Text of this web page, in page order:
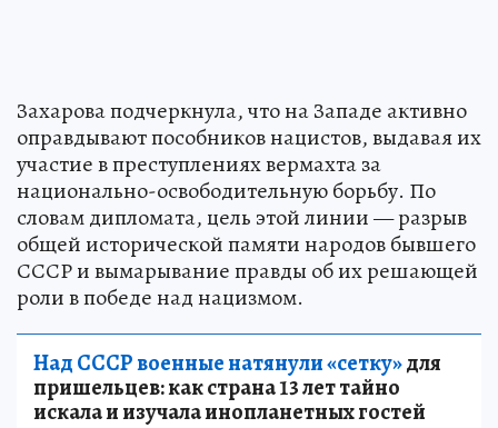
Захарова подчеркнула, что на Западе активно
оправдывают пособников нацистов, выдавая их
участие в преступлениях вермахта за
национально-освободительную борьбу. По
словам дипломата, цель этой линии — разрыв
общей исторической памяти народов бывшего
СССР и вымарывание правды об их решающей
роли в победе над нацизмом.
Над СССР военные натянули «сетку»для
пришельцев: как страна 13 лет тайно
искала и изучала инопланетных гостей